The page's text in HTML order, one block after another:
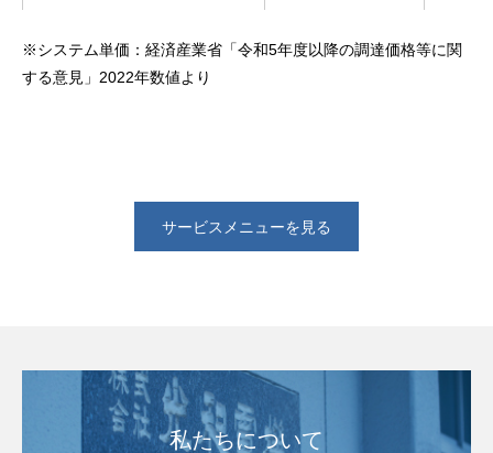
※自家消費率50%と仮定
※システム単価：経済産業省「令和5年度以降の調達価格等に関
する意見」2022年数値より
サービスメニューを見る
私たちについて